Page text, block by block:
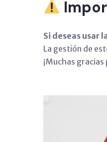
Si deseas usar
La gestión de
¡Muchas